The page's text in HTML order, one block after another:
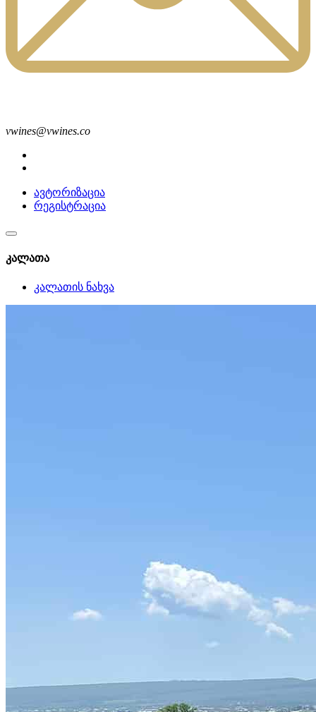
vwines@vwines.co
ავტორიზაცია
რეგისტრაცია
კალათა
კალათის ნახვა